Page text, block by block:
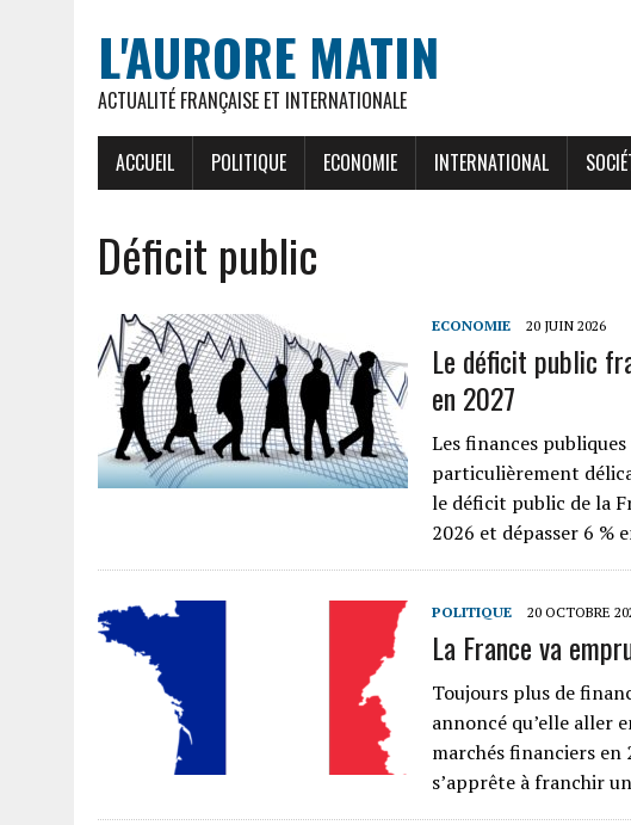
L'AURORE MATIN
ACTUALITÉ FRANÇAISE ET INTERNATIONALE
ACCUEIL POLITIQUE ECONOMIE INTERNATIONAL
Déficit public
ECONOMIE 20 JUIN 2026
Le déficit public
en 2027
Les finances
particulièrement
le déficit public de la
2026 et dépasser 6 %
POLITIQUE 20 OCTOBRE
La France va
Toujours plus de
annoncé qu’elle aller
marchés financiers en
s’apprête à franchir